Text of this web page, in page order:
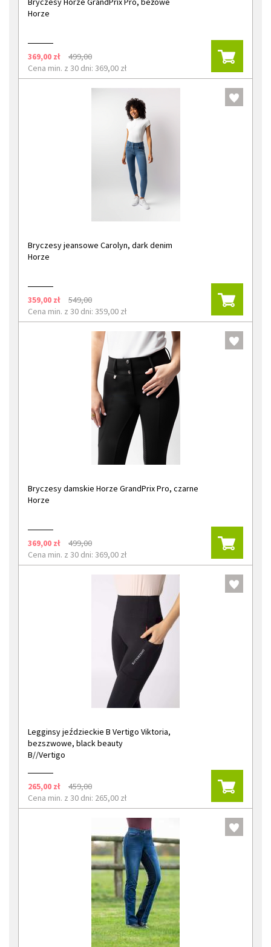
Horze
369,00 zł
499,00
Cena min. z 30 dni: 369,00 zł
Bryczesy jeansowe Carolyn, dark denim
Horze
359,00 zł
549,00
Cena min. z 30 dni: 359,00 zł
Bryczesy damskie Horze GrandPrix Pro, czarne
Horze
369,00 zł
499,00
Cena min. z 30 dni: 369,00 zł
Legginsy jeździeckie B Vertigo Viktoria,
bezszwowe, black beauty
B//Vertigo
265,00 zł
459,00
Cena min. z 30 dni: 265,00 zł